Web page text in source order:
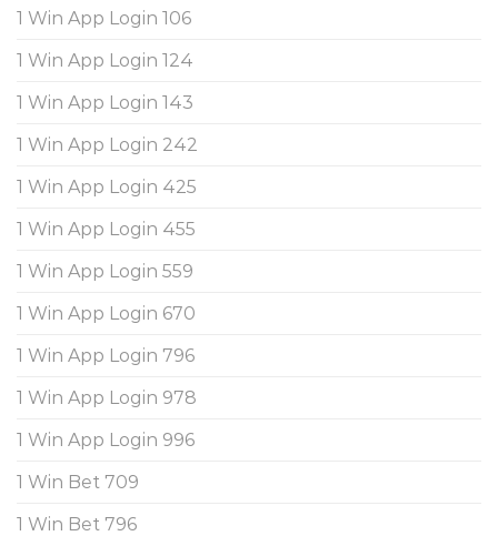
1 Win App Login 106
1 Win App Login 124
1 Win App Login 143
1 Win App Login 242
1 Win App Login 425
1 Win App Login 455
1 Win App Login 559
1 Win App Login 670
1 Win App Login 796
1 Win App Login 978
1 Win App Login 996
1 Win Bet 709
1 Win Bet 796